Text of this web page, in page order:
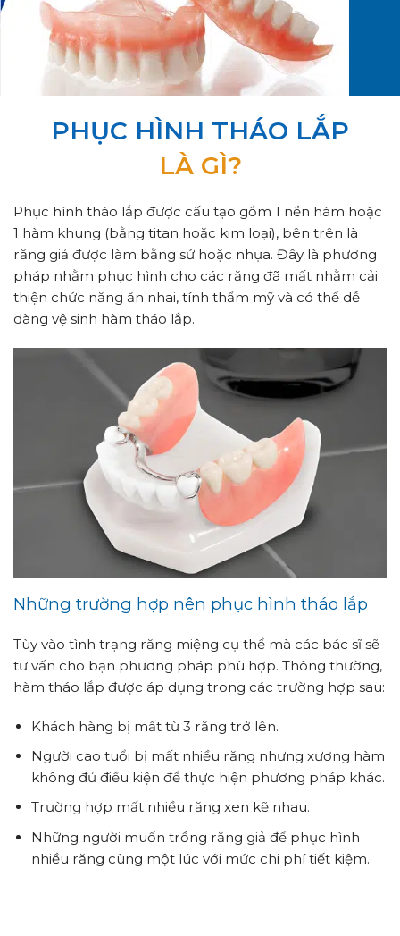
PHỤC HÌNH THÁO LẮP
LÀ GÌ?
Phục hình tháo lắp được cấu tạo gồm 1 nền hàm hoặc
1 hàm khung (bằng titan hoặc kim loại), bên trên là
răng giả được làm bằng sứ hoặc nhựa. Đây là phương
pháp nhằm phục hình cho các răng đã mất nhằm cải
thiện chức năng ăn nhai, tính thẩm mỹ và có thể dễ
dàng vệ sinh hàm tháo lắp.
Những trường hợp nên phục hình tháo lắp
Tùy vào tình trạng răng miệng cụ thể mà các bác sĩ sẽ
tư vấn cho bạn phương pháp phù hợp. Thông thường,
hàm tháo lắp được áp dụng trong các trường hợp sau:
Khách hàng bị mất từ 3 răng trở lên.
Người cao tuổi bị mất nhiều răng nhưng xương hàm
không đủ điều kiện để thực hiện phương pháp khác.
Trường hợp mất nhiều răng xen kẽ nhau.
Những người muốn trồng răng giả để phục hình
nhiều răng cùng một lúc với mức chi phí tiết kiệm.